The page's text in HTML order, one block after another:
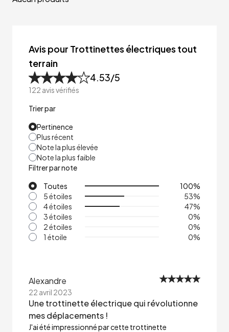
Avis pour Trottinettes électriques tout
terrain
4.53/5
122 avis vérifiés
Trier par
Pertinence
Plus récent
Note la plus élevée
Note la plus faible
Filtrer par note
Toutes
100%
5 étoiles
53%
4 étoiles
47%
3 étoiles
0%
2 étoiles
0%
1 étoile
0%
Alexandre
22 avril 2023
Une trottinette électrique qui révolutionne
mes déplacements !
J'ai été impressionné par cette trottinette